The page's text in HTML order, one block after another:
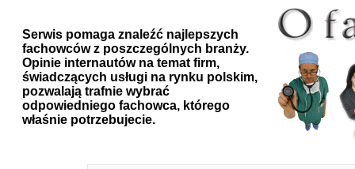
Serwis pomaga znaleźć najlepszych
fachowców z poszczególnych branży.
Opinie internautów na temat firm,
świadczących usługi na rynku polskim,
pozwalają trafnie wybrać
odpowiedniego fachowca, którego
właśnie potrzebujecie.